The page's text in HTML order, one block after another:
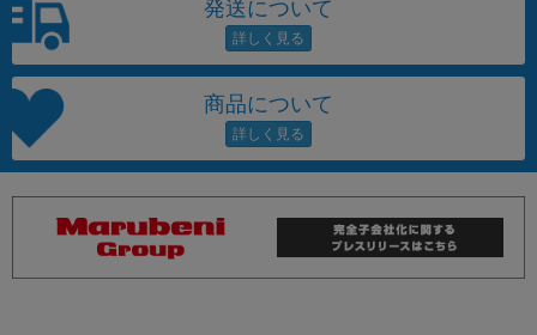
発送について
商品について